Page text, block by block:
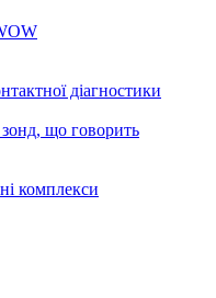
діагностики
що говорить
комплекси